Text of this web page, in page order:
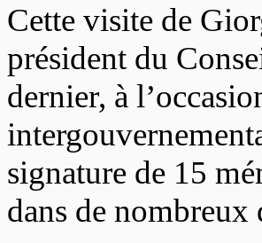
Cette visite de
président du
dernier, à
signature de 15
dans de nombreux